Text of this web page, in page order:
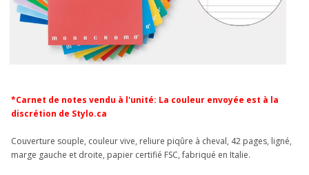
*Carnet de notes vendu à l'unité: La couleur envoyée est à la
discrétion de Stylo.ca
Couverture souple, couleur vive, reliure piqûre à cheval, 42 pages, ligné,
marge gauche et droite, papier certifié FSC, fabriqué en Italie.